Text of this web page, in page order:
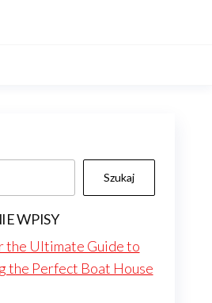
Szukaj
WPISY
the Ultimate Guide to
the Perfect Boat House